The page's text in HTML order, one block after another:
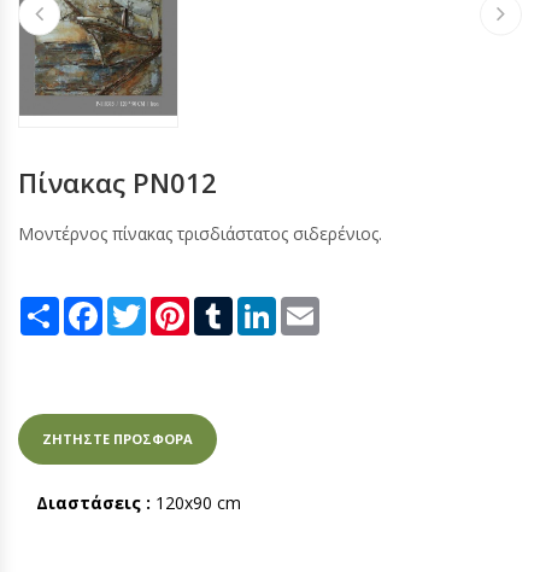
Πίνακας PN012
Μοντέρνος πίνακας τρισδιάστατος σιδερένιος.
Share Facebook
TwitterPinterestTumblrLinkedIn
ΖΗΤΗΣΤΕ ΠΡΟΣΦΟΡΑ
Διαστάσεις : 120x90 cm